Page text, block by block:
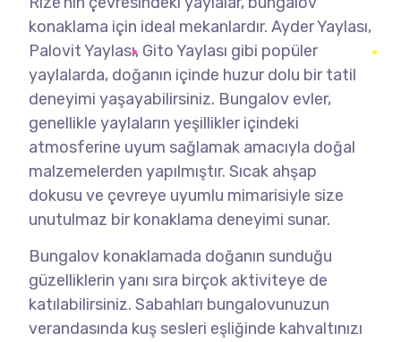
konaklama için ideal mekanlardır. Ayder Yaylası,
Palovit Yaylası, Gito Yaylası gibi popüler
yaylalarda, doğanın içinde huzur dolu bir tatil
deneyimi yaşayabilirsiniz. Bungalov evler,
genellikle yaylaların yeşillikler içindeki
atmosferine uyum sağlamak amacıyla doğal
malzemelerden yapılmıştır. Sıcak ahşap
dokusu ve çevreye uyumlu mimarisiyle size
unutulmaz bir konaklama deneyimi sunar.
Bungalov konaklamada doğanın sunduğu
güzelliklerin yanı sıra birçok aktiviteye de
katılabilirsiniz. Sabahları bungalovunuzun
verandasında kuş sesleri eşliğinde kahvaltınızı